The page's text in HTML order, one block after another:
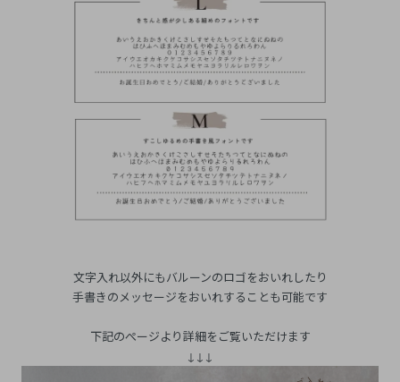
文字入れ以外にもバルーンのロゴをおいれしたり
手書きのメッセージをおいれすることも可能です
下記のぺージより詳細をご覧いただけます
↓↓↓